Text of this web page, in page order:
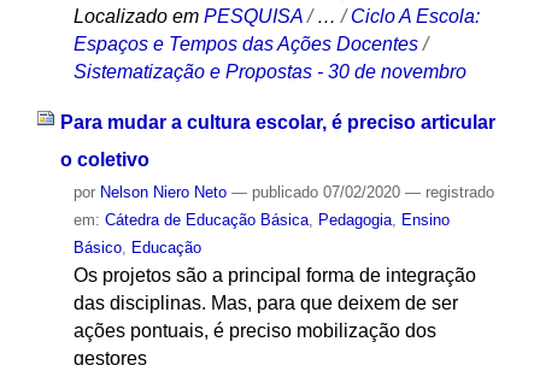
Localizado em PESQUISA /…/Ciclo A Escola:
Espaços e Tempos das Ações Docentes /
Sistematização e Propostas - 30 de novembro
Para mudar a cultura escolar, é preciso articular
o coletivo
por Nelson Niero Neto — publicado07/02/2020 — registrado
em: Cátedra de Educação Básica, Pedagogia, Ensino
Básico, Educação
Os projetos são a principal forma de integração
das disciplinas. Mas, para que deixem de ser
ações pontuais, é preciso mobilização dos
gestores